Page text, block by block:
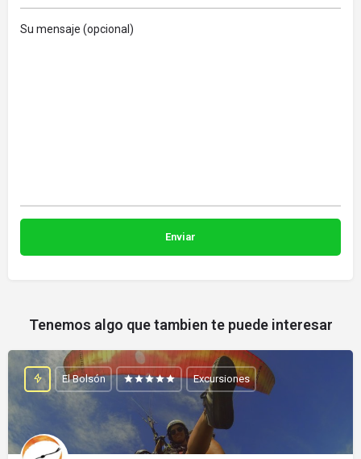
Su mensaje (opcional)
Tenemos algo que tambien te puede interesar
El Bolsón Excursiones